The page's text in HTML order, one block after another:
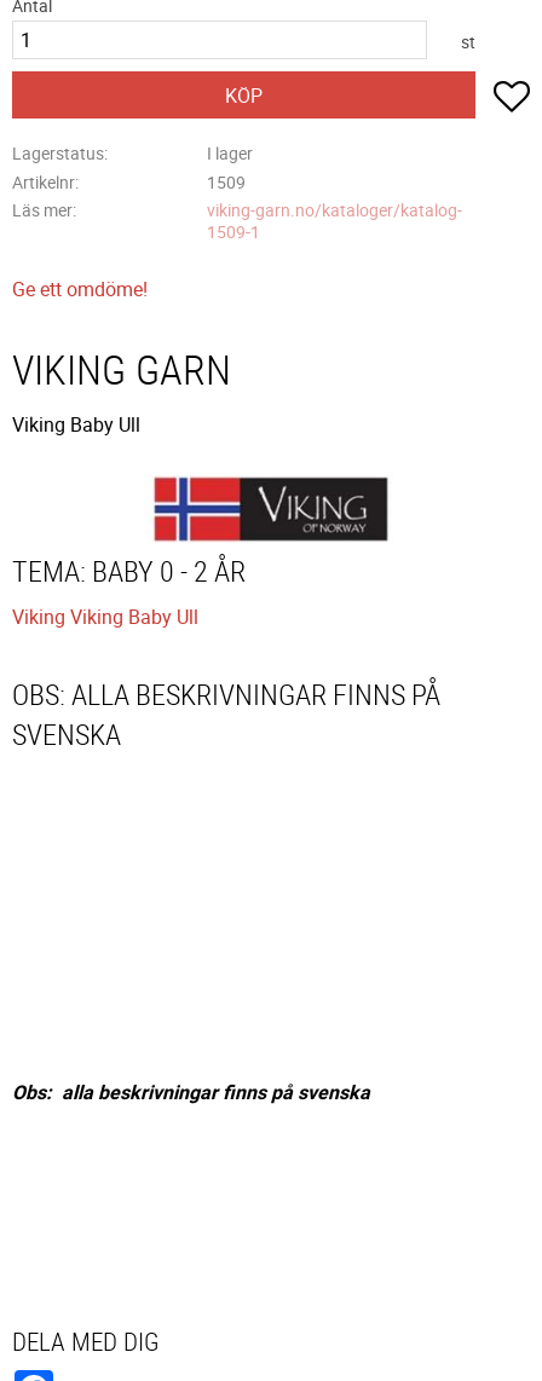
Antal
st
KÖP
Lagerstatus
I lager
Artikelnr
1509
Läs mer
viking-garn.no/kataloger/katalog-
1509-1
Ge ett omdöme!
VIKING GARN
Viking Baby Ull
TEMA: BABY 0 - 2 ÅR
Viking Viking Baby Ull
OBS: ALLA BESKRIVNINGAR FINNS PÅ
SVENSKA
Obs: alla beskrivningar finns på svenska
DELA MED DIG